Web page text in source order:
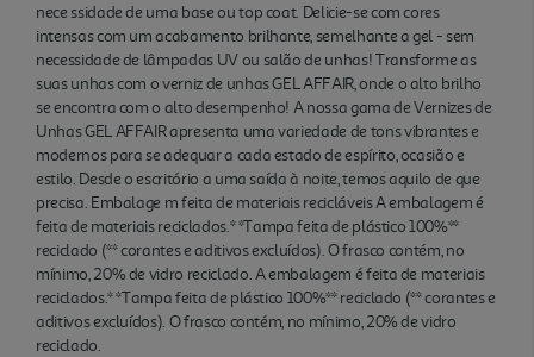
nece ssidade de uma base ou top coat. Delicie-se com cores
intensas com um acabamento brilhante, semelhante a gel - sem
necessidade de lâmpadas UV ou salão de unhas! Transforme as
suas unhas com o verniz de unhas GEL AFFAIR, onde o alto brilho
se encontra com o alto desempenho! A nossa gama de Vernizes de
Unhas GEL AFFAIR apresenta uma variedade de tons vibrantes e
modernos para se adequar a cada estado de espírito, ocasião e
estilo. Desde o escritório a uma saída à noite, temos aquilo de que
precisa. Embalage m feita de materiais recicláveis A embalagem é
feita de materiais reciclados.* *Tampa feita de plástico 100%**
reciclado (** corantes e aditivos excluídos). O frasco contém, no
mínimo, 20% de vidro reciclado. A embalagem é feita de materiais
reciclados.* *Tampa feita de plástico 100%** reciclado (** corantes e
aditivos excluídos). O frasco contém, no mínimo, 20% de vidro
reciclado.